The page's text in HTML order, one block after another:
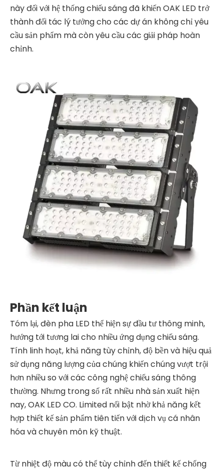
này đối với hệ thống chiếu sáng đã khiến OAK LED trở
thành đối tác lý tưởng cho các dự án không chỉ yêu
cầu sản phẩm mà còn yêu cầu các giải pháp hoàn
chỉnh.
Phần kết luận
Tóm lại, đèn pha LED thể hiện sự đầu tư thông minh,
hướng tới tương lai cho nhiều ứng dụng chiếu sáng.
Tính linh hoạt, khả năng tùy chỉnh, độ bền và hiệu quả
sử dụng năng lượng của chúng khiến chúng vượt trội
hơn nhiều so với các công nghệ chiếu sáng thông
thường. Nhưng trong số rất nhiều nhà sản xuất hiện
nay, OAK LED CO. Limited nổi bật nhờ khả năng kết
hợp thiết kế sản phẩm tiên tiến với dịch vụ cá nhân
hóa và chuyên môn kỹ thuật.
Từ nhiệt độ màu có thể tùy chỉnh đến thiết kế chống